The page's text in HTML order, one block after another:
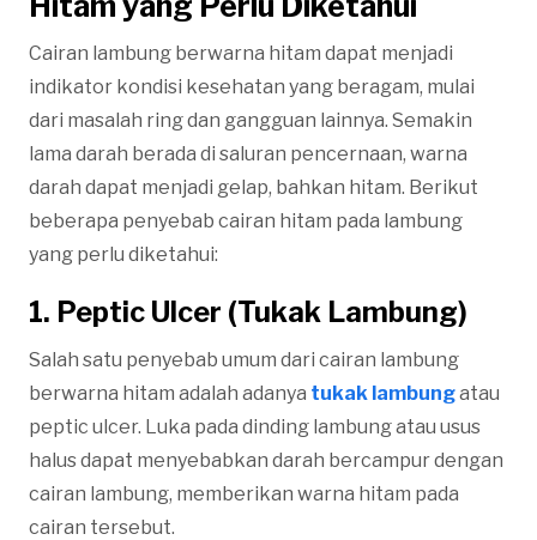
Cairan lambung berwarna hitam dapat menjadi
indikator kondisi kesehatan yang beragam, mulai
dari masalah ring dan gangguan lainnya. Semakin
lama darah berada di saluran pencernaan, warna
darah dapat menjadi gelap, bahkan hitam. Berikut
beberapa penyebab cairan hitam pada lambung
yang perlu diketahui:
1. Peptic Ulcer (Tukak Lambung)
Salah satu penyebab umum dari cairan lambung
berwarna hitam adalah adanya tukak lambungatau
peptic ulcer. Luka pada dinding lambung atau usus
halus dapat menyebabkan darah bercampur dengan
cairan lambung, memberikan warna hitam pada
cairan tersebut.